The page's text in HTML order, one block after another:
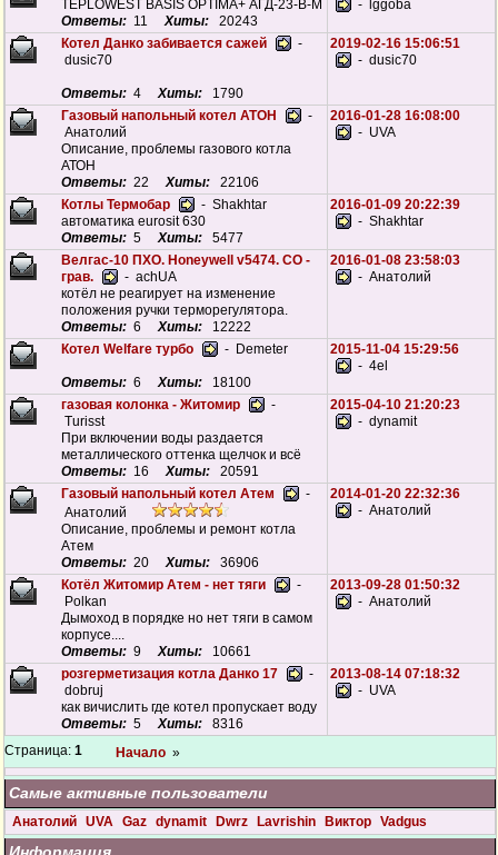
TEPLOWEST BASIS OPTIMA+ АГД-23-В-М
Ответы: 11Хиты: 20243
- lggoba
Котел Данко забивается сажей
-
dusic70
Ответы: 4Хиты: 1790
2019-02-16 15:06:51
- dusic70
Газовый напольный котел АТОН
-
Анатолий
Описание, проблемы газового котла
АТОН
Ответы: 22Хиты: 22106
2016-01-28 16:08:00
- UVA
Котлы Термобар
- Shakhtar
автоматика eurosit 630
Ответы: 5Хиты: 5477
2016-01-09 20:22:39
- Shakhtar
Велгас-10 ПХО. Honeywell v5474. СО -
грав.
- achUA
котёл не реагирует на изменение
положения ручки терморегулятора.
Ответы: 6Хиты: 12222
2016-01-08 23:58:03
- Анатолий
Котел Welfare турбо - Demeter
Ответы: 6Хиты: 18100
2015-11-04 15:29:56
- 4el
газовая колонка - Житомир
-
Turisst
При включении воды раздается
металлического оттенка щелчок и всё
Ответы: 16Хиты: 20591
2015-04-10 21:20:23
- dynamit
Газовый напольный котел Атем
-
Анатолий
Описание, проблемы и ремонт котла
Атем
Ответы: 20Хиты: 36906
2014-01-20 22:32:36
- Анатолий
Котёл Житомир Атем - нет тяги
-
Polkan
Дымоход в порядке но нет тяги в самом
корпусе....
Ответы: 9Хиты: 10661
2013-09-28 01:50:32
- Анатолий
розгерметизация котла Данко 17
-
dobruj
как вичислить где котел пропускает воду
Ответы: 5Хиты: 8316
2013-08-14 07:18:32
- UVA
Страница: 1 Начало »
Самые активные пользователи
Анатолий UVA Gaz dynamit Dwrz Lavrishin Виктор Vadgus